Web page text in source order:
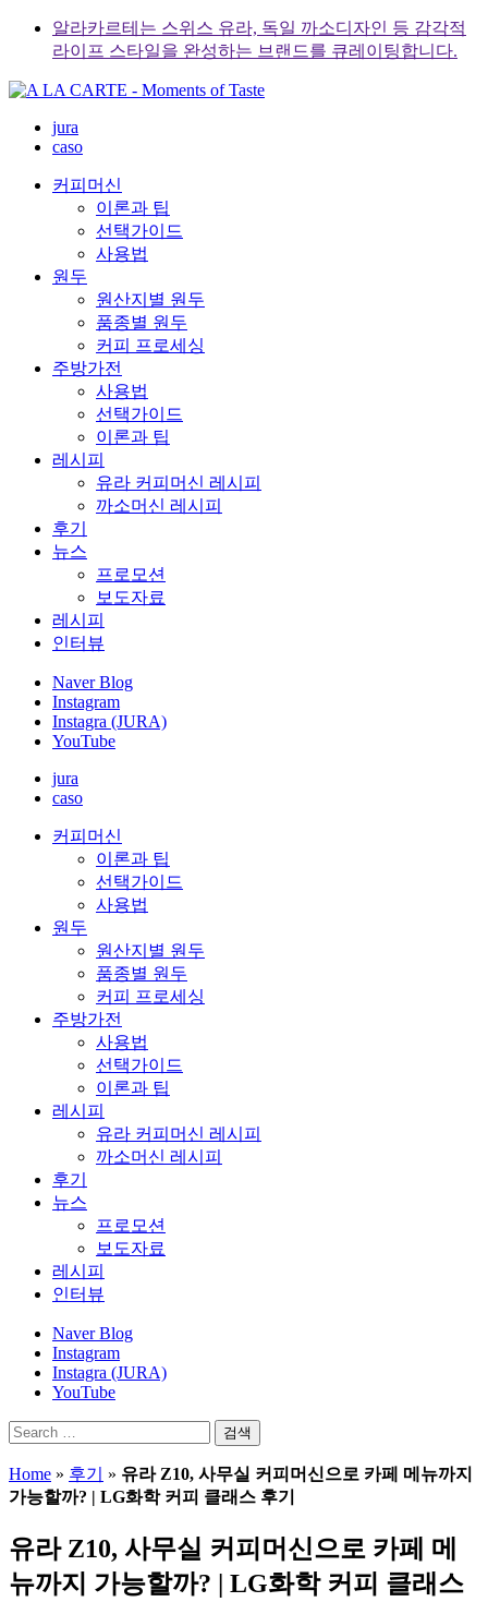
Skip
content
알라카르테는 스위스 유라, 독일 까소디자인 등 감각적
라이프 스타일을 완성하는 브랜드를 큐레이팅합니다.
jura
caso
커피머신
이론과 팁
선택가이드
사용법
원두
원산지별 원두
품종별 원두
커피 프로세싱
주방가전
사용법
선택가이드
이론과 팁
레시피
유라 커피머신 레시피
까소머신 레시피
후기
뉴스
프로모션
보도자료
레시피
인터뷰
Naver Blog
Instagram
Instagra (JURA)
YouTube
jura
caso
커피머신
이론과 팁
선택가이드
사용법
원두
원산지별 원두
품종별 원두
커피 프로세싱
주방가전
사용법
선택가이드
이론과 팁
레시피
유라 커피머신 레시피
까소머신 레시피
후기
뉴스
프로모션
보도자료
레시피
인터뷰
Naver Blog
Instagram
Instagra (JURA)
YouTube
검
Home » 후기 » 유라 Z10, 사무실 커피머신으로 카페 메뉴까지
가능할까? | LG화학 커피 클래스 후기
유라 Z10, 사무실 커피머신으로 카페 메
뉴까지 가능할까? | LG화학 커피 클래스